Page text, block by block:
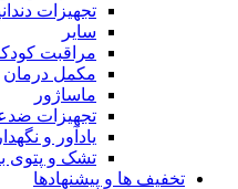
تجهیزات
سایر
مراقبت
مکمل درمان
ماساژور
تجهیزات
یادآور و
تشک و پتوی
تخفیف ها و پیشنهادها